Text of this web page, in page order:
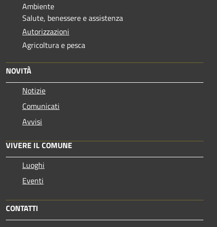
Ambiente
Salute, benessere e assistenza
Autorizzazioni
Agricoltura e pesca
NOVITÀ
Notizie
Comunicati
Avvisi
VIVERE IL COMUNE
Luoghi
Eventi
CONTATTI